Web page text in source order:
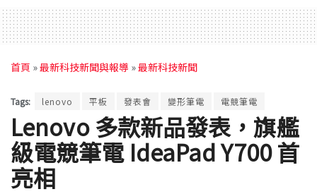
首頁 »最新科技新聞與報導 »最新科技新聞
Tags: lenovo 平板 發表會 變形筆電 電競筆電
Lenovo 多款新品發表，旗艦
級電競筆電 IdeaPad Y700 首
亮相